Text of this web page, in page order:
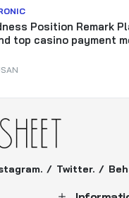
Position Remark
top casino payment
Twitter.